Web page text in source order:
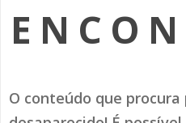
(RE) PENSAMENTOS
HISTÓRIAS DE ABRIL
O conteúdo que